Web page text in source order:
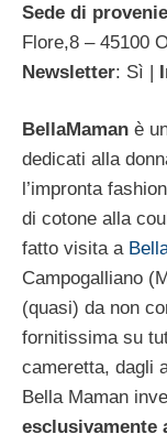
Sede di
Flore,8 – 45100
Newsletter: Sì |
BellaMaman è
dedicati alla
l’impronta
di cotone alla
fatto visita a
Campogalliano
(quasi) da non
fornitissima su
cameretta, dagli
Bella Maman
esclusivamente